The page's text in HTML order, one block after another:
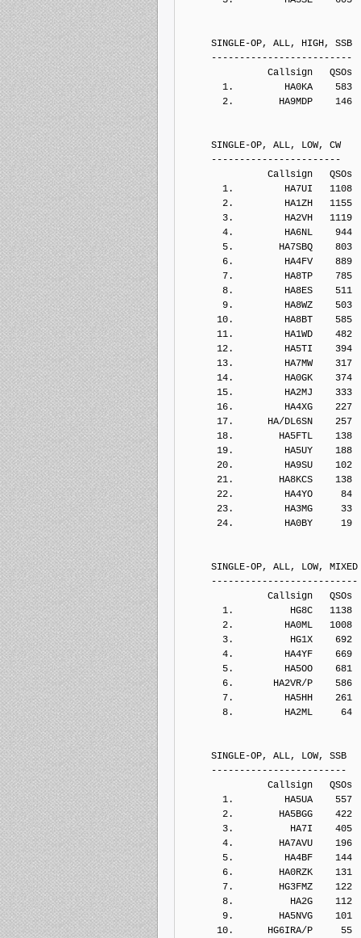
SINGLE-OP, ALL, HIGH, SSB
-------------------------
Callsign   QSOs  Points
1.         HA0KA    583
2.        HA9MDP    146
SINGLE-OP, ALL, LOW, CW
-----------------------
Callsign   QSOs  Points
1.         HA7UI   1108
2.         HA1ZH   1155
3.         HA2VH   1119
4.         HA6NL    944
5.        HA7SBQ    803
6.         HA4FV    889
7.         HA8TP    785
8.         HA8ES    511
9.         HA8WZ    503
10.         HA8BT    585
11.         HA1WD    482
12.         HA5TI    394
13.         HA7MW    317
14.         HA0GK    374
15.         HA2MJ    333
16.         HA4XG    227
17.      HA/DL6SN    257
18.        HA5FTL    138
19.         HA5UY    188
20.         HA9SU    102
21.        HA8KCS    138
22.         HA4YO     84
23.         HA3MG     33
24.         HA0BY     19
SINGLE-OP, ALL, LOW, MIXED
--------------------------
Callsign   QSOs  Points
1.          HG8C   1138
2.         HA0ML   1008
3.          HG1X    692
4.         HA4YF    669
5.         HA5OO    681
6.       HA2VR/P    586
7.         HA5HH    261
8.         HA2ML     64
SINGLE-OP, ALL, LOW, SSB
------------------------
Callsign   QSOs  Points
1.         HA5UA    557
2.        HA5BGG    422
3.          HA7I    405
4.        HA7AVU    196
5.         HA4BF    144
6.        HA0RZK    131
7.        HG3FMZ    122
8.          HA2G    112
9.        HA5NVG    101
10.      HG6IRA/P     55